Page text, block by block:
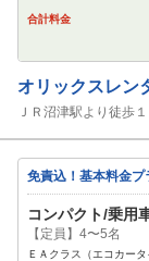
合計料金
オリックスレン
ＪＲ沼津駅より徒歩
免責込！基本料金プ
コンパクト/乗用
【定員】4〜5名
ＥＡクラス（エコカー